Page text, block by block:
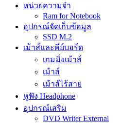
หน่วยความจำ
Ram for Notebook
อุปกรณ์จัดเก็บข้อมูล
SSD M.2
เม้าส์และคีย์บอร์ด
เกมมิ่งเม้าส์
เม้าส์
เม้าส์ไร้สาย
หูฟัง Headphone
อุปกรณ์เสริม
DVD Writer External